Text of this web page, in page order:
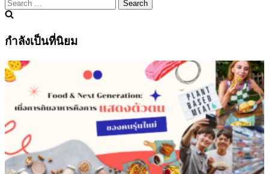
for:
กำลังเป็นที่นิยม